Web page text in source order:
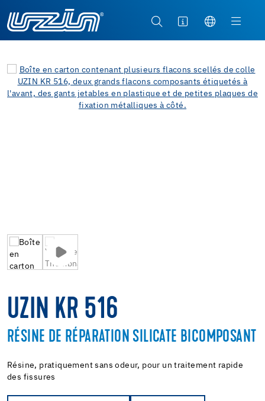
UZIN KR 516
RÉSINE DE RÉPARATION SILICATE BICOMPOSANT
Résine, pratiquement sans odeur, pour un traitement rapide
des fissures